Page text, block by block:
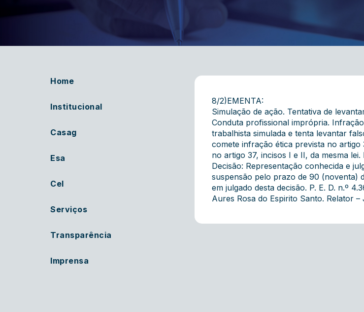
Home
Institucional
Casag
Esa
Cel
Serviços
Transparência
Imprensa
8/2)EMENTA:
Simulação de ação. Tentativa de
Conduta profissional imprópria.
trabalhista simulada e tenta levantar
comete infração ética prevista no
no artigo 37, incisos I e II, da mesma
Decisão: Representação conhecida e
suspensão pelo prazo de 90 (noventa)
em julgado desta decisão. P. E. D. n.º
Aures Rosa do Espirito Santo. Relator